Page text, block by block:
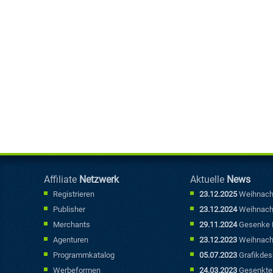
Affiliate Netzwerk
Registrieren
Publisher
Merchants
Agenturen
Programmkatalog
Werbeformen
Aktuelle News
23.12.2025
23.12.2024
29.11.2024Gesenke
23.12.2023
05.07.2023
Werbebannern
24.03.2023